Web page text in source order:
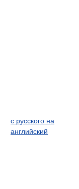
с русского на
английский